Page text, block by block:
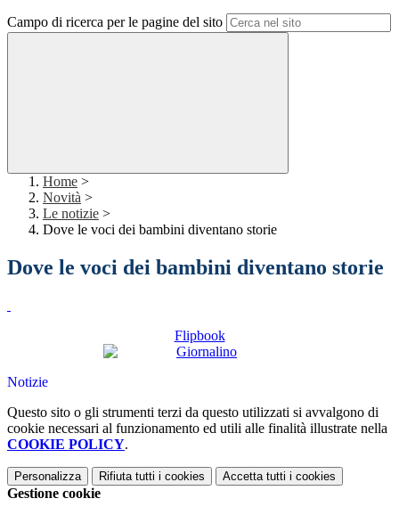
Campo di ricerca per le pagine del sito
Home >
Novità >
Le notizie >
Dove le voci dei bambini diventano storie
Dove le voci dei bambini diventano storie
Flipbook
Notizie
Questo sito o gli strumenti terzi da questo utilizzati si avvalgono di
cookie necessari al funzionamento ed utili alle finalità illustrate nella
COOKIE POLICY.
Personalizza Rifiuta tutti i cookies Accetta tutti i cookies
Gestione cookie